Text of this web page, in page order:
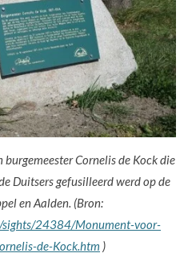
Cornelis de Kock die
Duitsers gefusilleerd werd op de
en Aalden. (Bron:
24384/Monument-voor-
de-Kock.htm )